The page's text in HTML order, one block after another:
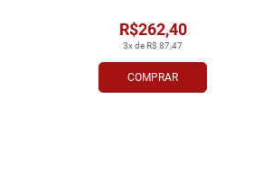
COMPRAR
3x de R$ 87,47
R$262,40